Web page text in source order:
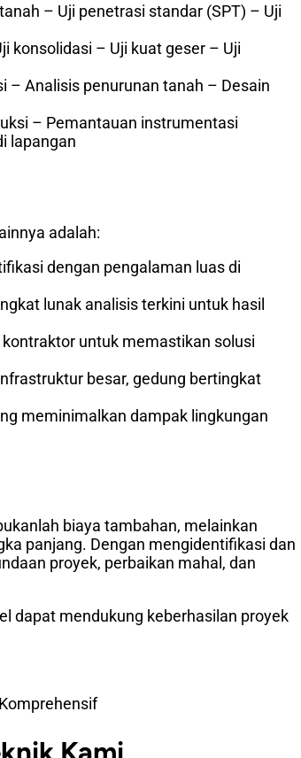
– Uji penetrasi standar (SPT) – Uji
konsolidasi – Uji kuat geser – Uji
– Analisis penurunan tanah – Desain
– Pemantauan instrumentasi
lapangan
adalah:
dengan pengalaman luas di
lunak analisis terkini untuk hasil
untuk memastikan solusi
besar, gedung bertingkat
meminimalkan dampak lingkungan
biaya tambahan, melainkan
panjang. Dengan mengidentifikasi dan
proyek, perbaikan mahal, dan
dapat mendukung keberhasilan proyek